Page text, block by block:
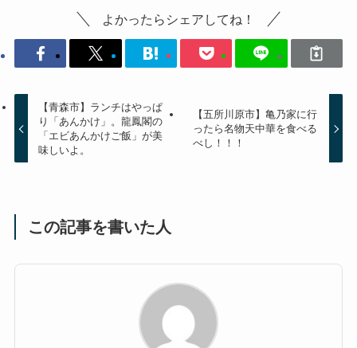
よかったらシェアしてね！
【青森市】ランチはやっぱ
り「あんかけ」。龍鳳閣の
「エビあんかけご飯」が美
味しいよ。
【五所川原市】亀乃家に行
ったら名物天中華を食べる
べし！！！
この記事を書いた人